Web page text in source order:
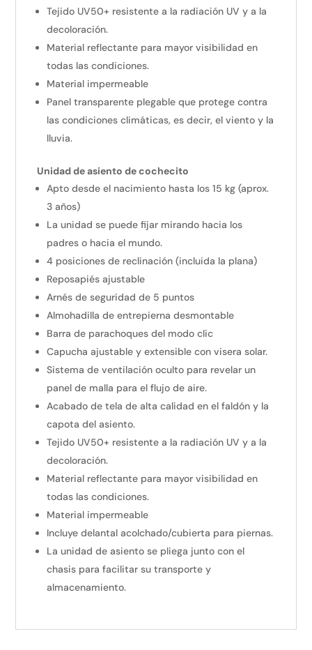
Tejido UV50+ resistente a la radiación UV y a la
decoloración.
Material reflectante para mayor visibilidad en
todas las condiciones.
Material impermeable
Panel transparente plegable que protege contra
las condiciones climáticas, es decir, el viento y la
lluvia.
Unidad de asiento de cochecito
Apto desde el nacimiento hasta los 15 kg (aprox.
3 años)
La unidad se puede fijar mirando hacia los
padres o hacia el mundo.
4 posiciones de reclinación (incluida la plana)
Reposapiés ajustable
Arnés de seguridad de 5 puntos
Almohadilla de entrepierna desmontable
Barra de parachoques del modo clic
Capucha ajustable y extensible con visera solar.
Sistema de ventilación oculto para revelar un
panel de malla para el flujo de aire.
Acabado de tela de alta calidad en el faldón y la
capota del asiento.
Tejido UV50+ resistente a la radiación UV y a la
decoloración.
Material reflectante para mayor visibilidad en
todas las condiciones.
Material impermeable
Incluye delantal acolchado/cubierta para piernas.
La unidad de asiento se pliega junto con el
chasis para facilitar su transporte y
almacenamiento.